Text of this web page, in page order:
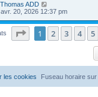
Thomas ADD
20, 2026 12:37 pm
Page sur40
1 2 3 4 5
Fuseau horaire sur
les cookies